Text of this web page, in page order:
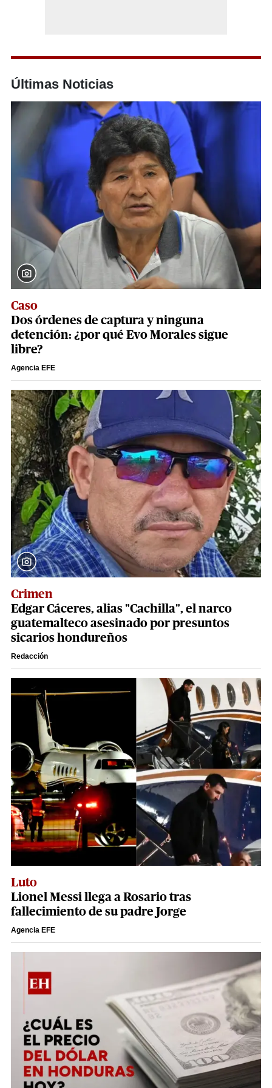
Últimas Noticias
Caso
Dos órdenes de captura y ninguna
detención: ¿por qué Evo Morales sigue
libre?
Agencia EFE
Crimen
Edgar Cáceres, alias "Cachilla", el narco
guatemalteco asesinado por presuntos
sicarios hondureños
Redacción
Luto
Lionel Messi llega a Rosario tras
fallecimiento de su padre Jorge
Agencia EFE